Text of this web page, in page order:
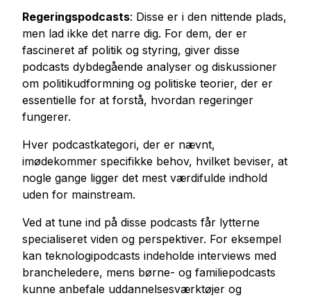
Regeringspodcasts: Disse er i den nittende plads,
men lad ikke det narre dig. For dem, der er
fascineret af politik og styring, giver disse
podcasts dybdegående analyser og diskussioner
om politikudformning og politiske teorier, der er
essentielle for at forstå, hvordan regeringer
fungerer.
Hver podcastkategori, der er nævnt,
imødekommer specifikke behov, hvilket beviser, at
nogle gange ligger det mest værdifulde indhold
uden for mainstream.
Ved at tune ind på disse podcasts får lytterne
specialiseret viden og perspektiver. For eksempel
kan teknologipodcasts indeholde interviews med
brancheledere, mens børne- og familiepodcasts
kunne anbefale uddannelsesværktøjer og